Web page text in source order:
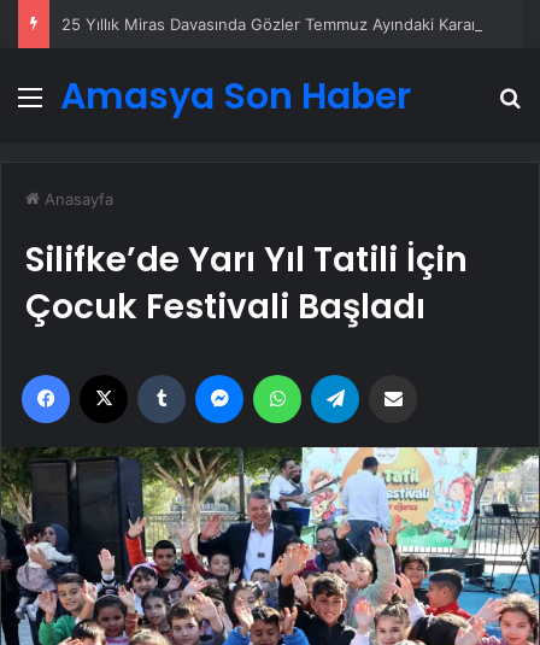
Menü
Amasya Son Haber
Anasayfa
Silifke’de Yarı Yıl Tatili İçin
Çocuk Festivali Başladı
Facebook Tumblr MessengerWhatsApp